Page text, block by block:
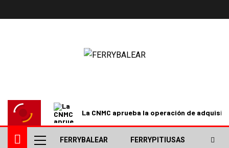
La CNMC aprueba la operación de
FERRYBALEAR FERRYPITIUSAS